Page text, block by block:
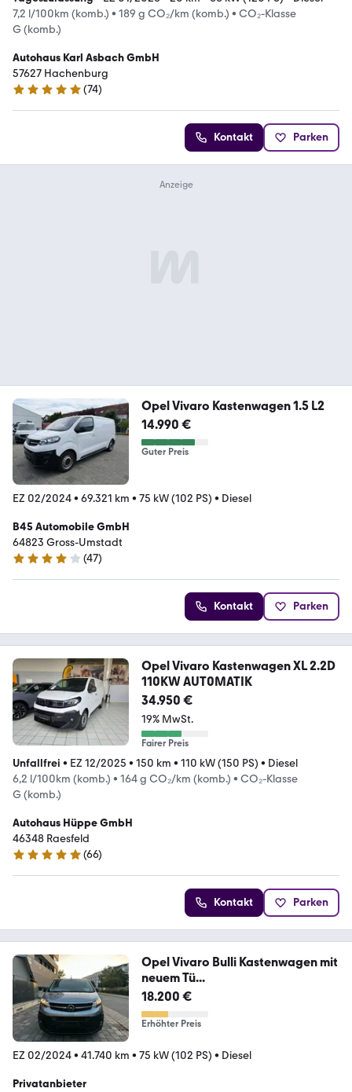
7,2 l/100km (komb.) • 189 g CO₂/km (komb.) • CO₂-Klasse
G (komb.)
Autohaus Karl Asbach GmbH
57627 Hachenburg
4.8 Sterne
(74)
Kontakt Parken
Opel Vivaro Kastenwagen 1.5 L2
14.990 €
Guter Preis
EZ 02/2024• 69.321 km • 75 kW (102 PS) • Diesel
B45 Automobile GmbH
64823 Gross-Umstadt
3.9 Sterne
(47)
Kontakt Parken
Opel Vivaro Kastenwagen XL 2.2D
110KW AUT0MATIK
34.950 €
19% MwSt.
Fairer Preis
Unfallfrei • EZ 12/2025 • 150 km • 110 kW (150 PS) • Diesel
6,2 l/100km (komb.) • 164 g CO₂/km (komb.) • CO₂-Klasse
G (komb.)
Autohaus Hüppe GmbH
46348 Raesfeld
4.8 Sterne
(66)
Kontakt Parken
Opel Vivaro Bulli Kastenwagen mit
neuem Tü...
18.200 €
Erhöhter Preis
EZ 02/2024• 41.740 km • 75 kW (102 PS) • Diesel
Privatanbieter